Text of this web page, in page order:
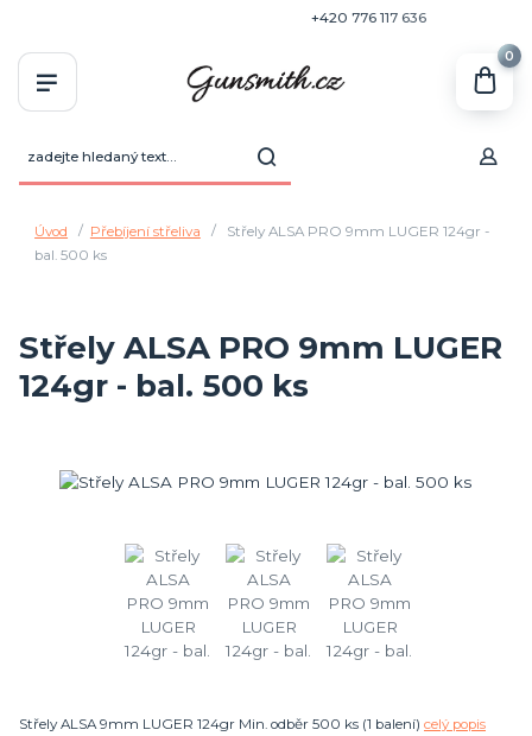
+420 776 117 636
0
Úvod Přebíjení střeliva
Střely ALSA PRO 9mm LUGER 124gr -
bal. 500 ks
Střely ALSA PRO 9mm LUGER
124gr - bal. 500 ks
Střely ALSA 9mm LUGER 124gr Min. odběr 500 ks (1 balení) celý popis